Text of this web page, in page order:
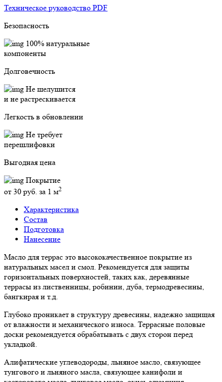
Техническое руководство PDF
Безопасность
100% натуральные
компоненты
Долговечность
Не шелушится
и не растрескивается
Легкость в обновлении
Не требует
перешлифовки
Выгодная цена
Покрытие
от 30 руб. за 1 м2
Характеристика
Состав
Подготовка
Нанесение
Масло для террас это высококачественное покрытие из
натуральных масел и смол. Рекомендуется для защиты
горизонтальных поверхностей, таких как, деревянные
террасы из лиственницы, робинии, дуба, термодревесины,
бангкирая и т.д.
Глубоко проникает в структуру древесины, надежно защищая
от влажности и механического износа. Террасные половые
доски рекомендуется обрабатывать с двух сторон перед
укладкой.
Алифатические углеводороды, льняное масло, связующее
тунгового и льняного масла, связующее канифоли и